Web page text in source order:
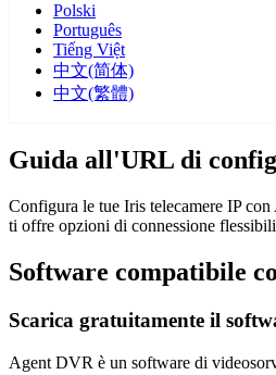
Polski
Português
Tiếng Việt
中文(简体)
中文(繁體)
Guida all'URL di
Configura le tue Iris telecamere IP
ti offre opzioni di connessione
Software compatibile
Scarica gratuitamente il
Agent DVR è un software di